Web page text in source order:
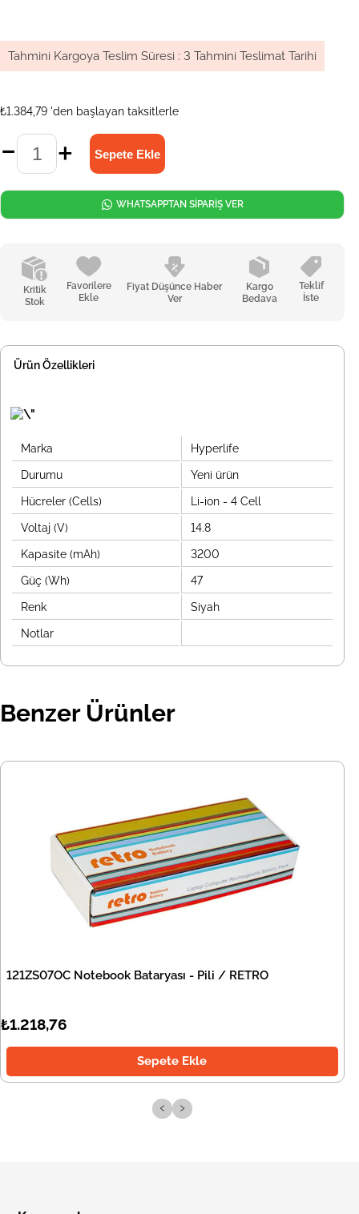
Tahmini Kargoya Teslim Süresi : 3 Tahmini Teslimat Tarihi
₺1.384,79 'den başlayan taksitlerle
Kritik
Stok
Favorilere
Ekle
Fiyat Düşünce Haber
Ver
Kargo
Bedava
Teklif
İste
WHATSAPPTAN SİPARİŞ VER
Ürün Özellikleri
Marka Hyperlife
Durumu Yeni ürün
Hücreler (Cells) Li-ion - 4 Cell
Voltaj (V) 14.8
Kapasite (mAh) 3200
Güç (Wh) 47
Renk Siyah
Notlar
Benzer Ürünler
121ZS07OC Notebook Bataryası - Pili / RETRO
₺1.218,76
Sepete Ekle
‹ ›